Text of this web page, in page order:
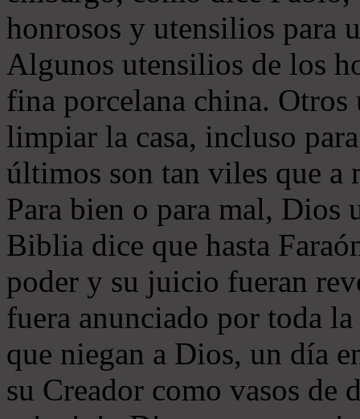
honrosos y utensilios para
Algunos utensilios de los
fina porcelana china. Otros
limpiar la casa, incluso
últimos son tan viles que a
Para bien o para mal, Dios
Biblia dice que hasta
poder y su juicio fueran
fuera anunciado por toda
que niegan a Dios, un día
su Creador como vasos de